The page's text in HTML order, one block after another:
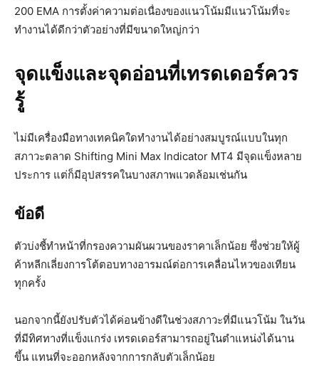
200 EMA การตั้งค่าความต่อเนื่องของแนวโน้มมีแนวโน้มที่จะ
ทำงานได้ดีกว่าตัวอย่างที่มีขนาดใหญ่กว่า
จุดแข็งและจุดอ่อนที่เทรดเดอร์ควร
รู้
ไม่มีเครื่องมือทางเทคนิคใดทำงานได้อย่างสมบูรณ์แบบในทุก
สภาวะตลาด Shifting Mini Max Indicator MT4 มีจุดแข็งหลาย
ประการ แต่ก็มีอุปสรรคในบางสภาพแวดล้อมเช่นกัน
ข้อดี
ตัวบ่งชี้ทำหน้าที่กรองความผันผวนของราคาเล็กน้อย ซึ่งช่วยให้ผู้
ค้าหลีกเลี่ยงการโต้ตอบทางอารมณ์ต่อการเคลื่อนไหวของเทียน
ทุกครั้ง
นอกจากนี้ยังปรับตัวได้ค่อนข้างดีในช่วงสภาวะที่มีแนวโน้ม ในวัน
ที่มีทิศทางที่แข็งแกร่ง เทรดเดอร์สามารถอยู่ในตำแหน่งได้นาน
ขึ้น แทนที่จะออกหลังจากการกลับตัวเล็กน้อย